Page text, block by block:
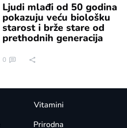
Ljudi mlađi od 50 godina
pokazuju veću biološku
starost i brže stare od
prethodnih generacija
0
Vitamini
Prirodna